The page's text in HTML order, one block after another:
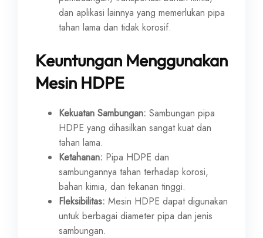
dan aplikasi lainnya yang memerlukan pipa
tahan lama dan tidak korosif.
Keuntungan Menggunakan
Mesin HDPE
Kekuatan Sambungan: Sambungan pipa
HDPE yang dihasilkan sangat kuat dan
tahan lama.
Ketahanan: Pipa HDPE dan
sambungannya tahan terhadap korosi,
bahan kimia, dan tekanan tinggi.
Fleksibilitas: Mesin HDPE dapat digunakan
untuk berbagai diameter pipa dan jenis
sambungan.